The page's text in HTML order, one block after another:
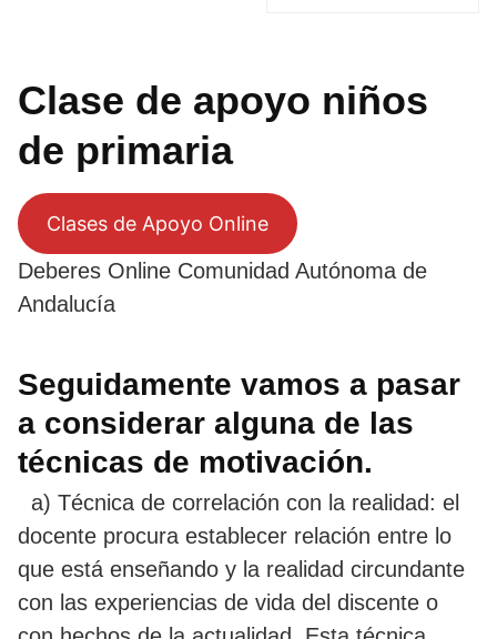
Clase de apoyo niños
de primaria
Clases de Apoyo Online
Deberes Online Comunidad Autónoma de
Andalucía
Seguidamente vamos a pasar
a considerar alguna de las
técnicas de motivación.
a) Técnica de correlación con la realidad: el
docente procura establecer relación entre lo
que está enseñando y la realidad circundante
con las experiencias de vida del discente o